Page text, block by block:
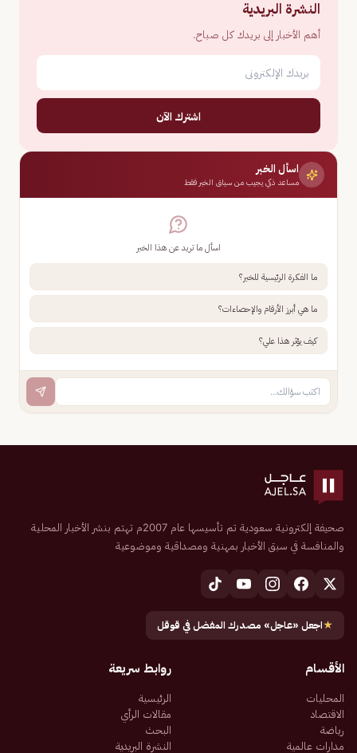
النشرة البريدية
أهم الأخبار إلى بريدك كل صباح.
اشترك الآن
اسأل الخبر
مساعد ذكي يجيب من سياق الخبر فقط
اسأل ما تريد عن هذا الخبر
ما الفكرة الرئيسية للخبر؟
ما هي أبرز الأرقام والإحصاءات؟
كيف يؤثر هذا علي؟
صحيفة إلكترونية سعودية تم تأسيسها عام 2007م تهتم بنشر الأخبار المحلية
والمنافسة في سبق الأخبار بمهنية ومصداقية وموضوعية
★اجعل «عاجل» مصدرك المفضل في قوقل
الأقسام
المحليات
الاقتصاد
رياضة
مدارات عالمية
روابط سريعة
الرئيسية
مقالات الرأي
البحث
النشرة البريدية